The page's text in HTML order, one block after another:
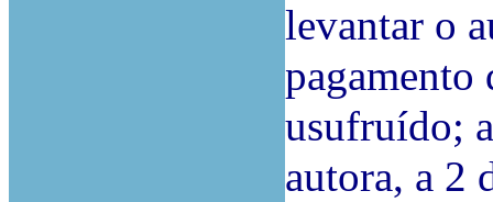
levantar o
pagamento
usufruído;
autora, a 2